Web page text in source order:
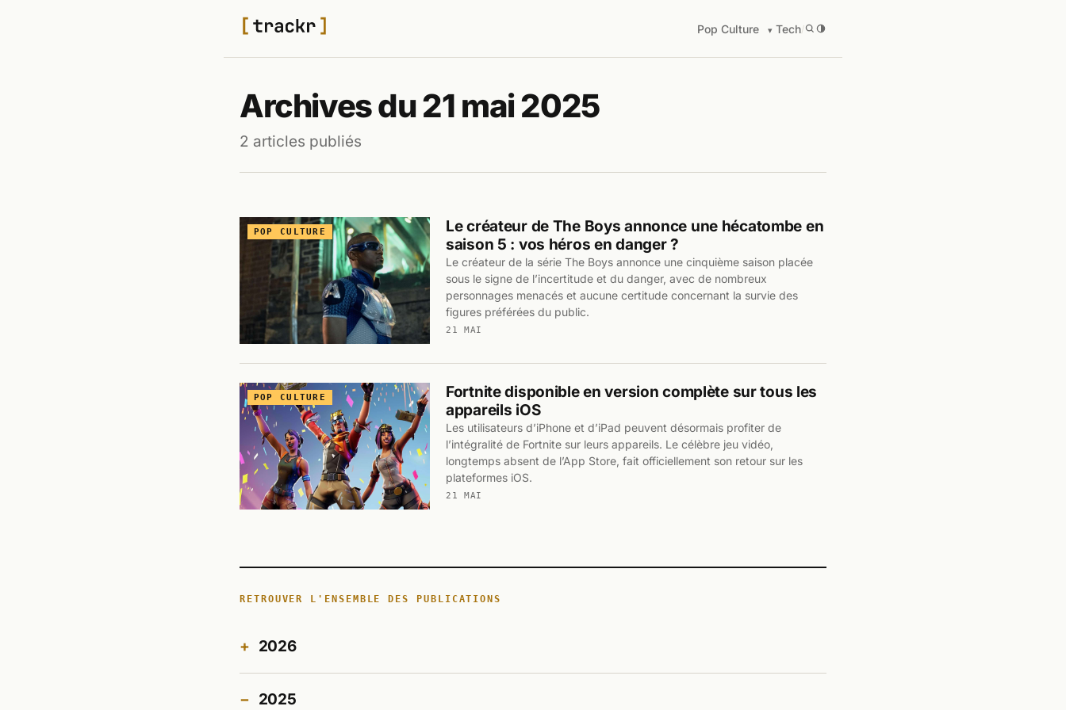
Pop Culture Tech/
Archives du 21 mai 2025
2 articles publiés
POP CULTURE
Le créateur de The Boys annonce une hécatombe en
saison 5 : vos héros en danger ?
Le créateur de la série The Boys annonce une cinquième saison placée
sous le signe de l’incertitude et du danger, avec de nombreux
personnages menacés et aucune certitude concernant la survie des
figures préférées du public.
21 MAI
POP CULTURE
Fortnite disponible en version complète sur tous les
appareils iOS
Les utilisateurs d’iPhone et d’iPad peuvent désormais profiter de
l’intégralité de Fortnite sur leurs appareils. Le célèbre jeu vidéo,
longtemps absent de l’App Store, fait officiellement son retour sur les
plateformes iOS.
21 MAI
RETROUVER L'ENSEMBLE DES PUBLICATIONS
2026
2025